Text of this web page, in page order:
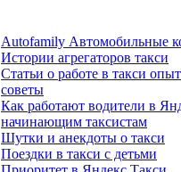
Autofamily Автомобильные
Истории агрегаторов такси
Статьи о работе в такси
советы
Как работают водители в
начинающим таксистам
Шутки и анекдоты о такси
Поездки в такси с детьми